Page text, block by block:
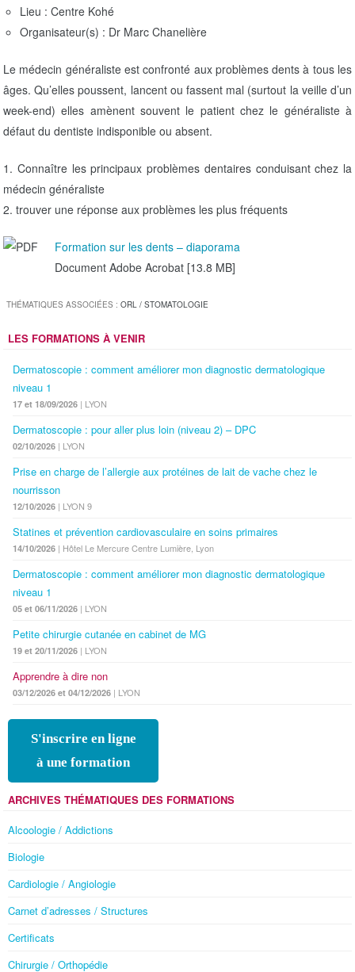
o
n
Lieu : Centre Kohé
Organisateur(s) : Dr Marc Chanelière
Le médecin généraliste est confronté aux problèmes dents à tous les
âges. Qu’elles poussent, lancent ou fassent mal (surtout la veille d’un
week-end) elles amènent souvent le patient chez le généraliste à
défaut du dentiste indisponible ou absent.
1. Connaître les principaux problèmes dentaires conduisant chez la
médecin généraliste
2. trouver une réponse aux problèmes les plus fréquents
Formation sur les dents – diaporama
Document Adobe Acrobat [13.8 MB]
THÉMATIQUES ASSOCIÉES : ORL / STOMATOLOGIE
LES FORMATIONS À VENIR
Dermatoscopie : comment améliorer mon diagnostic dermatologique
niveau 1
17 et 18/09/2026 | LYON
Dermatoscopie : pour aller plus loin (niveau 2) – DPC
02/10/2026 | LYON
Prise en charge de l’allergie aux protéines de lait de vache chez le
nourrisson
12/10/2026 | LYON 9
Statines et prévention cardiovasculaire en soins primaires
14/10/2026 | Hôtel Le Mercure Centre Lumière, Lyon
Dermatoscopie : comment améliorer mon diagnostic dermatologique
niveau 1
05 et 06/11/2026 | LYON
Petite chirurgie cutanée en cabinet de MG
19 et 20/11/2026 | LYON
Apprendre à dire non
03/12/2026 et 04/12/2026 | LYON
S'inscrire en ligne
à une formation
ARCHIVES THÉMATIQUES DES FORMATIONS
Alcoologie / Addictions
Biologie
Cardiologie / Angiologie
Carnet d’adresses / Structures
Certificats
Chirurgie / Orthopédie